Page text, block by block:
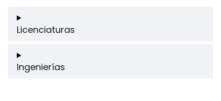
Licenciaturas
Ingenierías